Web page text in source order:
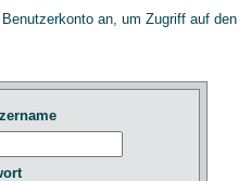
an, um Zugriff auf den